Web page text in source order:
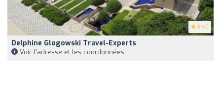
5 (4)
Delphine Glogowski Travel-Experts
Voir l'adresse et les coordonnées